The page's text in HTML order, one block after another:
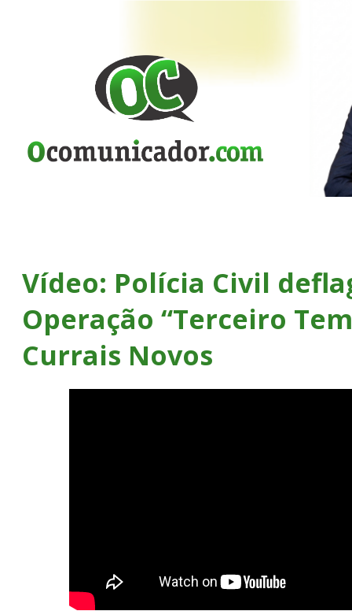
Vídeo: Polícia Civil
Operação “Terceiro
Currais Novos